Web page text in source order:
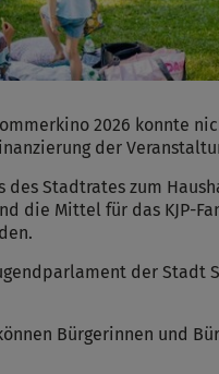
2026 konnte
der
des Stadtrates zum
die Mittel für das KJP-
der Stadt
Bürgerinnen und